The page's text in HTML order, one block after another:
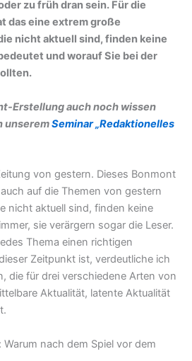
zu früh dran sein. Für die
das eine extrem große
nicht aktuell sind, finden keine
und worauf Sie bei der
Erstellung auch noch wissen
unseremSeminar „Redaktionelles
von gestern. Dieses Bonmont
auf die Themen von gestern
nicht aktuell sind, finden keine
sie verärgern sogar die Leser.
Thema einen richtigen
Zeitpunkt ist, verdeutliche ich
die für drei verschiedene Arten von
Aktualität, latente Aktualität
nach dem Spiel vor dem